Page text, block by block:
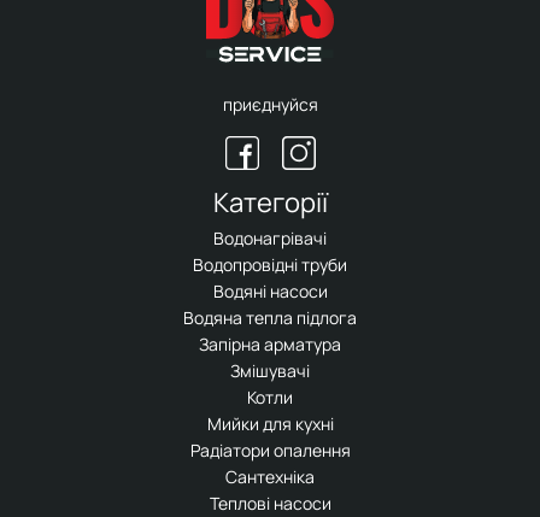
приєднуйся
Категорії
Водонагрівачі
Водопровідні труби
Водяні насоси
Водяна тепла підлога
Запірна арматура
Змішувачі
Котли
Мийки для кухні
Радіатори опалення
Сантехніка
Теплові насоси